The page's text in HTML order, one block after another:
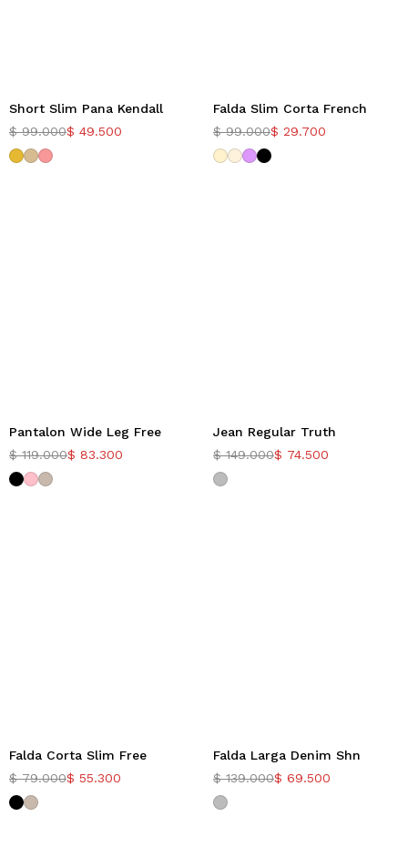
-50%
Short Slim Pana Kendall
$99.000$ 49.500
-70%
Falda Slim Corta French
$99.000$ 29.700
-30%
Pantalon Wide Leg Free
$119.000$ 83.300
-50%
Jean Regular Truth
$149.000$ 74.500
-30%
Falda Corta Slim Free
$79.000$ 55.300
-50%
Falda Larga Denim Shn
$139.000$ 69.500